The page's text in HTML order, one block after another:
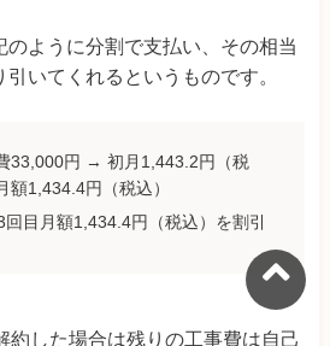
のように分割で支払い、その相当
いてくれるというものです。
33,000円 → 初月1,443.2円（税
額1,434.4円（税込）
目月額1,434.4円（税込）を割引
約した場合は残りの工事費は自己